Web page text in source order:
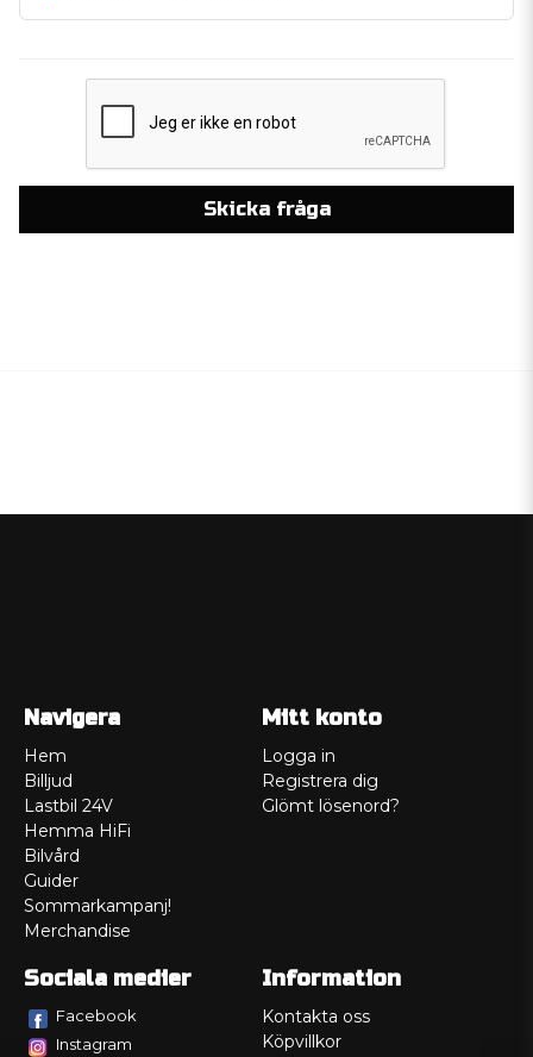
Skicka fråga
Navigera
Hem
Billjud
Lastbil 24V
Hemma HiFi
Bilvård
Guider
Sommarkampanj!
Merchandise
Mitt konto
Logga in
Registrera dig
Glömt lösenord?
Sociala medier
Facebook
Instagram
Information
Kontakta oss
Köpvillkor